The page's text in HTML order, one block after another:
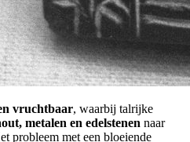
vruchtbaar, waarbij talrijke
metalen en edelstenen naar
probleem met een bloeiende